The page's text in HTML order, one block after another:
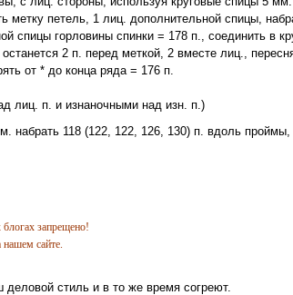
метку петель, 1 лиц. дополнительной спицы,
спицы горловины спинки = 178 п., соединить в
2 п. перед меткой, 2 вместе лиц.,
от * до конца ряда = 176 п.
лиц. п. и изнаночными над изн. п.)
набрать 118 (122, 122, 126, 130) п. вдоль проймы,
запрещено!
нашем сайте.
деловой стиль и в то же время согреют.